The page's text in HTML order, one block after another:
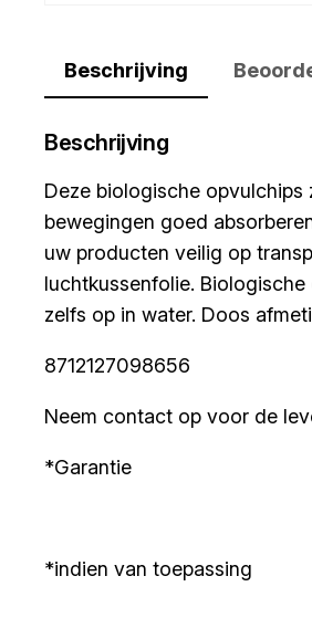
Beschrijving
Beschrijving
Deze biologische
bewegingen goed
uw producten veilig op
luchtkussenfolie.
zelfs op in water. Doos
8712127098656
Neem contact op voor de
*Garantie
*indien van toepassing